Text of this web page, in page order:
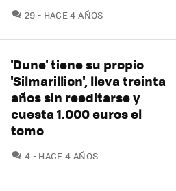
29 COMENTARIOS
HACE 4 AÑOS
'Dune' tiene su propio
'Silmarillion', lleva treinta
años sin reeditarse y
cuesta 1.000 euros el
tomo
4 COMENTARIOS
HACE 4 AÑOS